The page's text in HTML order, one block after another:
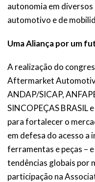
autonomia em
automotivo e de
Uma Aliança por um
A realização do
Aftermarket
ANDAP/SICAP,
SINCOPEÇAS BRASIL
para fortalecer o
em defesa do acesso a
ferramentas e peças –
tendências globais por
participação na